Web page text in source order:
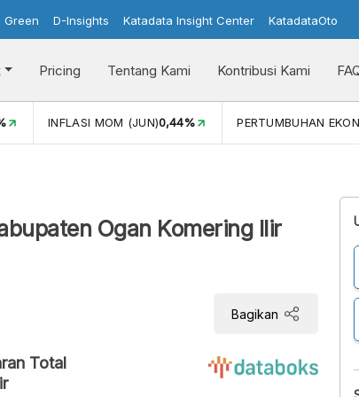
Green D-Insights Katadata Insight Center KatadataOto
Pricing Tentang Kami Kontribusi Kami
INFLASI MOM (JUN)0,44% PERTUMBUHAN
Ogan Komering Ilir
Bagikan
Total